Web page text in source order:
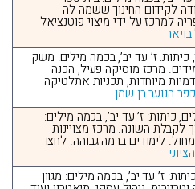
לקידום החינוך ששמה לה
למרכז על ידי מיצוי פוטנציאל
בויאר
ז’ עד יב’, בכמה מילים: משק
מרכז מוסיקה פעיל, הכנה
מיוחדות, תכניות אתלטיקה
כפר הנוער בן שמן
כיתות: ז’ עד יב’, בכמה מילים:
לקבלת השונה. מרכז מצויינות
לימודים ברמה גבוהה. לחצו
ז’ עד יב’, בכמה מילים: מגוון